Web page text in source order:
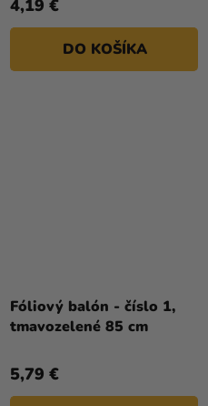
4,19 €
DO KOŠÍKA
Fóliový balón - číslo 1,
tmavozelené 85 cm
5,79 €